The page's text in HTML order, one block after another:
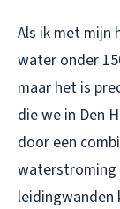
Als ik met mijn
water onder
maar het is
die we in Den
door een
waterstroming
leidingwanden